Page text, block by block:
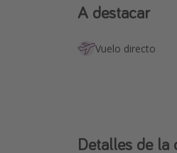
A destacar
Vuelo directo
Detalles de la